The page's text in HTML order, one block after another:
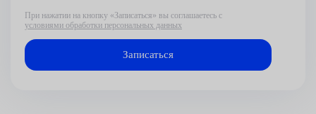
При нажатии на кнопку «Записаться» вы соглашаетесь с
условиями обработки персональных данных